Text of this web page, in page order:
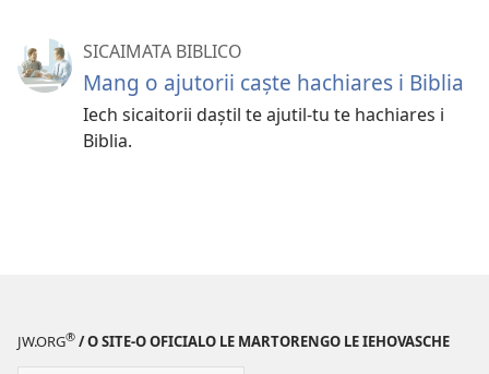
SICAIMATA BIBLICO
Mang o ajutorii caște hachiares i Biblia
Iech sicaitorii daștil te ajutil-tu te hachiares i
Biblia.
JW.ORG® / O SITE-O OFICIALO LE MARTORENGO LE IEHOVASCHE